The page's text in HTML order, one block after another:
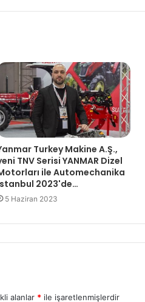
Turkey Makine A.Ş.,
TNV Serisi YANMAR Dizel
ile Automechanika
2023'de…
5 Haziran 2023
alanlar * ile işaretlenmişlerdir